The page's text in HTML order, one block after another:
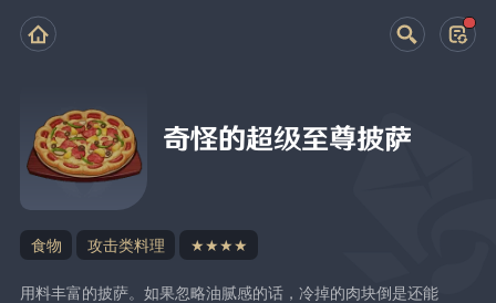
奇怪的超级至尊披萨
食物 攻击类料理 ★★★★
用料丰富的披萨。如果忽略油腻感的话，冷掉的肉块倒是还能